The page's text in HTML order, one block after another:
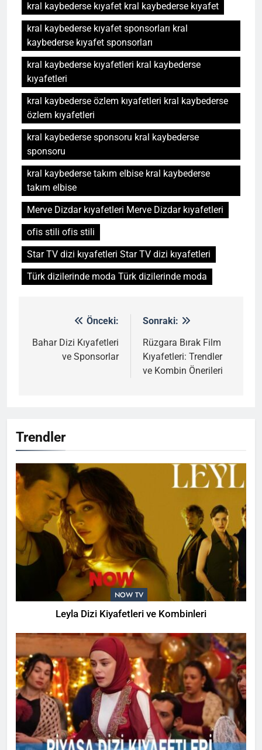
Trendler
NOW TV
Leyla Dizi Kiyafetleri ve Kombinleri
kral kaybederse kıyafet kral kaybederse kıyafet
kral kaybederse kıyafet sponsorları kral
kaybederse kıyafet sponsorları
kral kaybederse kıyafetleri kral kaybederse
kıyafetleri
kral kaybederse özlem kıyafetleri kral kaybederse
özlem kıyafetleri
kral kaybederse sponsoru kral kaybederse
sponsoru
kral kaybederse takım elbise kral kaybederse
takım elbise
Merve Dizdar kıyafetleri Merve Dizdar kıyafetleri
ofis stili ofis stili
Star TV dizi kıyafetleri Star TV dizi kıyafetleri
Türk dizilerinde moda Türk dizilerinde moda
gezinmesi
Önceki:
Bahar Dizi Kıyafetleri
ve Sponsorlar
Sonraki:
Rüzgara Bırak Film
Kıyafetleri: Trendler
ve Kombin Önerileri